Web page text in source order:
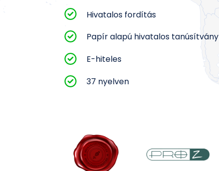
Hivatalos fordítás
Papír alapú hivatalos tanúsítvány
E-hiteles
37 nyelven